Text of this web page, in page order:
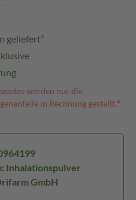
geliefert³
werden nur die
in Rechnung gestellt.⁴
Inhalationspulver
GmbH